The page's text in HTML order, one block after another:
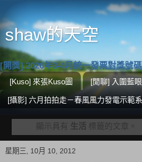
shaw的天空
[開獎] 2026年3-4月統一發票對獎號碼
[Kuso] 來張Kuso圖 [閒聊] 入圍藍
[攝影] 六月拍拍走－春風風力發電示範
顯示具有 生活 標籤的文章。
星期三, 10月 10, 2012